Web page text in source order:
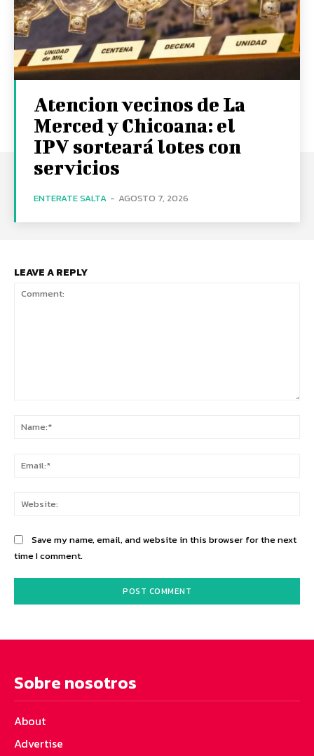
Atencion vecinos de La
Merced y Chicoana: el
IPV sorteará lotes con
servicios
ENTERATE SALTA - AGOSTO 7, 2026
LEAVE A REPLY
Save my name, email, and website in this browser for the next
time I comment.
Sobre nosotros
About
Advertise